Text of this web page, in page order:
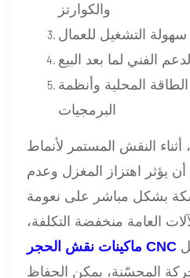
والكوارتز
سهولة التشغيل للعمال
الفني لما بعد البيع
المحلية وأنظمة
البرمجيات
النقش المستمر لأنماط
يؤثر اهتزاز المغزل وعدم
بشكل مباشر على نعومة
العامة منخفضة التكلفة،
المحسّنة، يمكن الحفاظ